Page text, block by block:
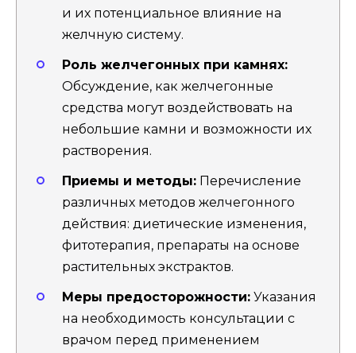
и их потенциальное влияние на
желчную систему.
Роль желчегонных при камнях:
Обсуждение, как желчегонные
средства могут воздействовать на
небольшие камни и возможности их
растворения.
Приемы и методы: Перечисление
различных методов желчегонного
действия: диетические изменения,
фитотерапия, препараты на основе
растительных экстрактов.
Меры предосторожности: Указания
на необходимость консультации с
врачом перед применением